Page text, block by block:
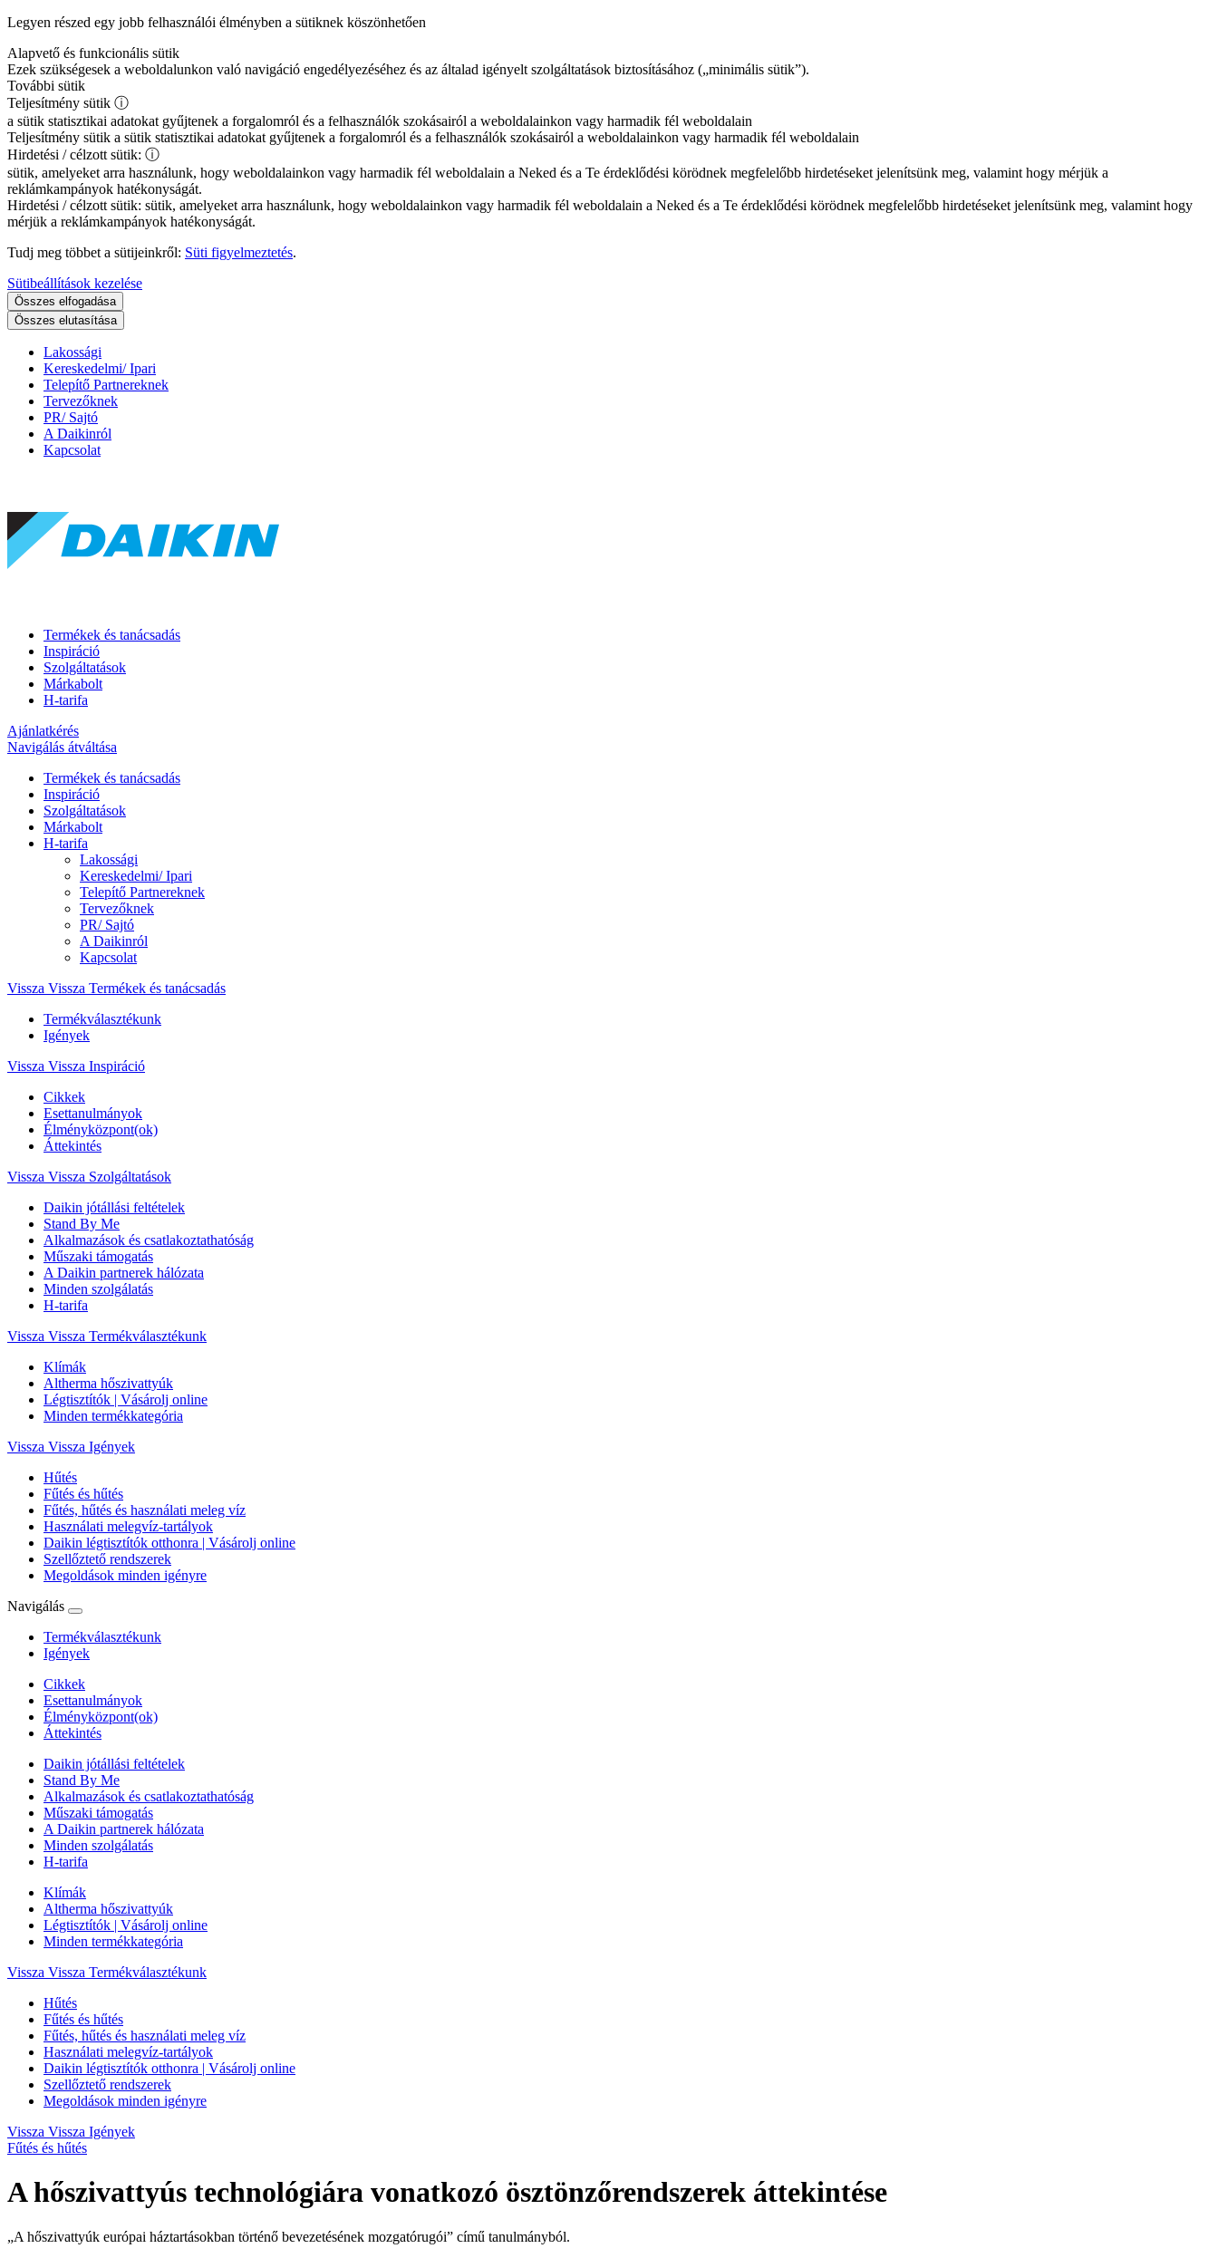
Legyen részed egy jobb felhasználói élményben a sütiknek köszönhetően
Alapvető és funkcionális sütik
Ezek szükségesek a weboldalunkon való navigáció engedélyezéséhez és az általad igényelt szolgáltatások biztosításához („minimális sütik”).
További sütik
Teljesítmény sütik ⓘ
a sütik statisztikai adatokat gyűjtenek a forgalomról és a felhasználók szokásairól a weboldalainkon vagy harmadik fél weboldalain
Teljesítmény sütik a sütik statisztikai adatokat gyűjtenek a forgalomról és a felhasználók szokásairól a weboldalainkon vagy harmadik fél weboldalain
Hirdetési / célzott sütik: ⓘ
sütik, amelyeket arra használunk, hogy weboldalainkon vagy harmadik fél weboldalain a Neked és a Te érdeklődési körödnek megfelelőbb hirdetéseket jelenítsünk meg, valamint hogy mérjük a
reklámkampányok hatékonyságát.
Hirdetési / célzott sütik: sütik, amelyeket arra használunk, hogy weboldalainkon vagy harmadik fél weboldalain a Neked és a Te érdeklődési körödnek megfelelőbb hirdetéseket jelenítsünk meg, valamint hogy
mérjük a reklámkampányok hatékonyságát.
Tudj meg többet a sütijeinkről: Süti figyelmeztetés.
Sütibeállítások kezelése
Összes elfogadása
Összes elutasítása
Lakossági
Kereskedelmi/ Ipari
Telepítő Partnereknek
Tervezőknek
PR/ Sajtó
A Daikinról
Kapcsolat
Termékek és tanácsadás
Inspiráció
Szolgáltatások
Márkabolt
H-tarifa
Ajánlatkérés
Navigálás átváltása
Termékek és tanácsadás
Inspiráció
Szolgáltatások
Márkabolt
H-tarifa
Lakossági
Kereskedelmi/ Ipari
Telepítő Partnereknek
Tervezőknek
PR/ Sajtó
A Daikinról
Kapcsolat
Vissza Vissza Termékek és tanácsadás
Termékválasztékunk
Igények
Vissza Vissza Inspiráció
Cikkek
Esettanulmányok
Élményközpont(ok)
Áttekintés
Vissza Vissza Szolgáltatások
Daikin jótállási feltételek
Stand By Me
Alkalmazások és csatlakoztathatóság
Műszaki támogatás
A Daikin partnerek hálózata
Minden szolgálatás
H-tarifa
Vissza Vissza Termékválasztékunk
Klímák
Altherma hőszivattyúk
Légtisztítók | Vásárolj online
Minden termékkategória
Vissza Vissza Igények
Hűtés
Fűtés és hűtés
Fűtés, hűtés és használati meleg víz
Használati melegvíz-tartályok
Daikin légtisztítók otthonra | Vásárolj online
Szellőztető rendszerek
Megoldások minden igényre
Navigálás
Termékválasztékunk
Igények
Cikkek
Esettanulmányok
Élményközpont(ok)
Áttekintés
Daikin jótállási feltételek
Stand By Me
Alkalmazások és csatlakoztathatóság
Műszaki támogatás
A Daikin partnerek hálózata
Minden szolgálatás
H-tarifa
Klímák
Altherma hőszivattyúk
Légtisztítók | Vásárolj online
Minden termékkategória
Vissza Vissza Termékválasztékunk
Hűtés
Fűtés és hűtés
Fűtés, hűtés és használati meleg víz
Használati melegvíz-tartályok
Daikin légtisztítók otthonra | Vásárolj online
Szellőztető rendszerek
Megoldások minden igényre
Vissza Vissza Igények
Fűtés és hűtés
A hőszivattyús technológiára vonatkozó ösztönzőrendszerek áttekintése
„A hőszivattyúk európai háztartásokban történő bevezetésének mozgatórugói” című tanulmányból.